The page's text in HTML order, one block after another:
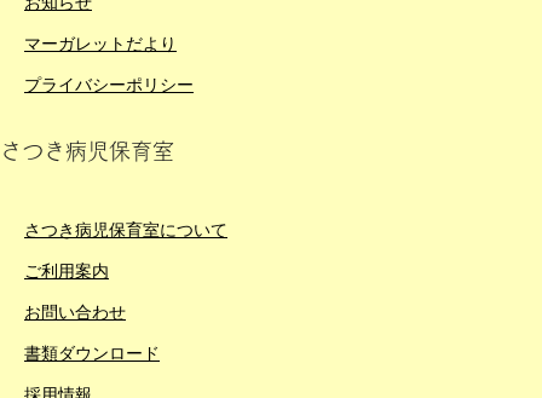
マーガレットだより
プライバシーポリシー
さつき病児保育室
さつき病児保育室について
ご利用案内
お問い合わせ
書類ダウンロード